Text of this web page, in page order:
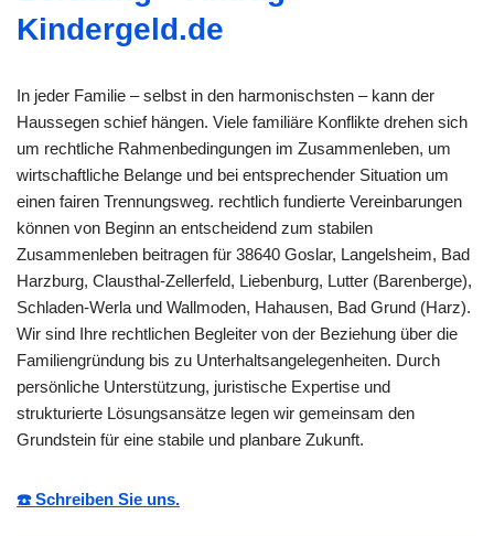
Kindergeld.de
In jeder Familie – selbst in den harmonischsten – kann der
Haussegen schief hängen. Viele familiäre Konflikte drehen sich
um rechtliche Rahmenbedingungen im Zusammenleben, um
wirtschaftliche Belange und bei entsprechender Situation um
einen fairen Trennungsweg. rechtlich fundierte Vereinbarungen
können von Beginn an entscheidend zum stabilen
Zusammenleben beitragen für 38640 Goslar, Langelsheim, Bad
Harzburg, Clausthal-Zellerfeld, Liebenburg, Lutter (Barenberge),
Schladen-Werla und Wallmoden, Hahausen, Bad Grund (Harz).
Wir sind Ihre rechtlichen Begleiter von der Beziehung über die
Familiengründung bis zu Unterhaltsangelegenheiten. Durch
persönliche Unterstützung, juristische Expertise und
strukturierte Lösungsansätze legen wir gemeinsam den
Grundstein für eine stabile und planbare Zukunft.
☎️ Schreiben Sie uns.